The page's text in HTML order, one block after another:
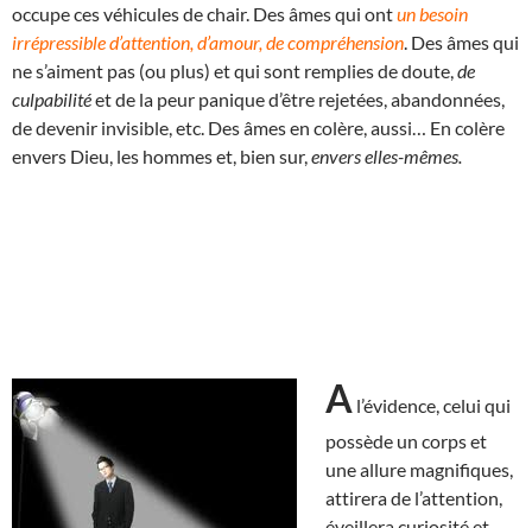
occupe ces véhicules de chair. Des âmes qui ontun besoin
irrépressible d’attention, d’amour, de compréhension . Des âmes qui
ne s’aiment pas (ou plus) et qui sont remplies de doute, de
culpabilitéet de la peur panique d’être rejetées, abandonnées,
de devenir invisible, etc. Des âmes en colère, aussi… En colère
envers Dieu, les hommes et, bien sur, envers elles-mêmes.
A l’évidence, celui qui
possède un corps et
une allure magnifiques,
attirera de l’attention,